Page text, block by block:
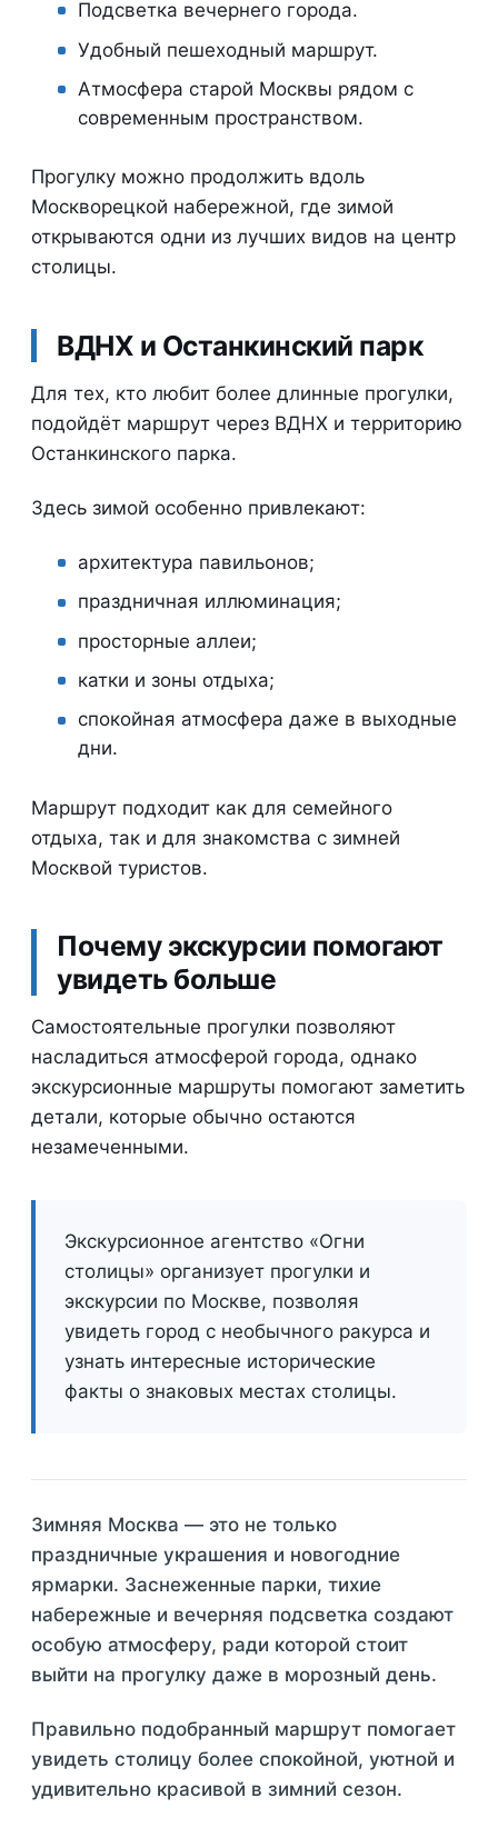
Подсветка вечернего города.
Удобный пешеходный маршрут.
Атмосфера старой Москвы рядом с
современным пространством.
Прогулку можно продолжить вдоль
Москворецкой набережной, где зимой
открываются одни из лучших видов на центр
столицы.
ВДНХ и Останкинский парк
Для тех, кто любит более длинные прогулки,
подойдёт маршрут через ВДНХ и территорию
Останкинского парка.
Здесь зимой особенно привлекают:
архитектура павильонов;
праздничная иллюминация;
просторные аллеи;
катки и зоны отдыха;
спокойная атмосфера даже в выходные
дни.
Маршрут подходит как для семейного
отдыха, так и для знакомства с зимней
Москвой туристов.
Почему экскурсии помогают
увидеть больше
Самостоятельные прогулки позволяют
насладиться атмосферой города, однако
экскурсионные маршруты помогают заметить
детали, которые обычно остаются
незамеченными.
Экскурсионное агентство «Огни
столицы» организует прогулки и
экскурсии по Москве, позволяя
увидеть город с необычного ракурса и
узнать интересные исторические
факты о знаковых местах столицы.
Зимняя Москва — это не только
праздничные украшения и новогодние
ярмарки. Заснеженные парки, тихие
набережные и вечерняя подсветка создают
особую атмосферу, ради которой стоит
выйти на прогулку даже в морозный день.
Правильно подобранный маршрут помогает
увидеть столицу более спокойной, уютной и
удивительно красивой в зимний сезон.